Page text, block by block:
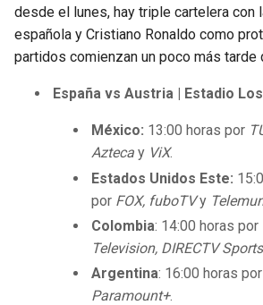
desde el lunes, hay triple cartelera con
española y Cristiano Ronaldo como
partidos comienzan un poco más tarde
España vs Austria | Estadio
México: 13:00 horas por
Aztecay ViX.
Estados Unidos Este:
por FOX, fuboTVy
Colombia: 14:00 horas por
Television, DIRECTV
Argentina: 16:00 horas por
Paramount+.